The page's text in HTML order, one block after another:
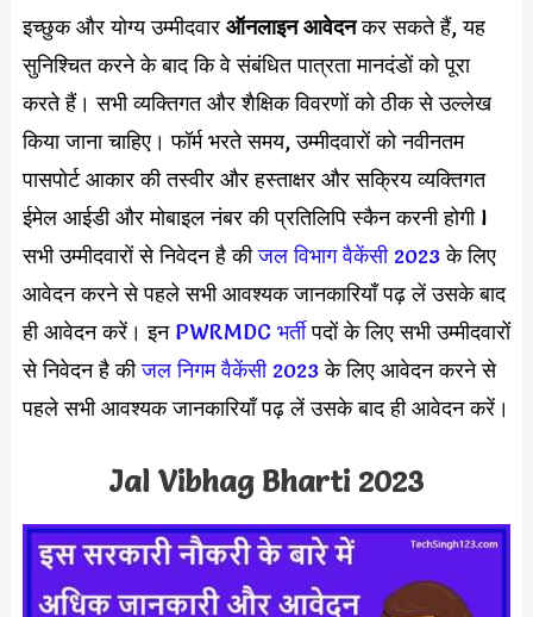
इच्छुक और योग्य उम्मीदवार ऑनलाइन आवेदनकर सकते हैं, यह
सुनिश्चित करने के बाद कि वे संबंधित पात्रता मानदंडों को पूरा
करते हैं। सभी व्यक्तिगत और शैक्षिक विवरणों को ठीक से उल्लेख
किया जाना चाहिए। फॉर्म भरते समय, उम्मीदवारों को नवीनतम
पासपोर्ट आकार की तस्वीर और हस्ताक्षर और सक्रिय व्यक्तिगत
ईमेल आईडी और मोबाइल नंबर की प्रतिलिपि स्कैन करनी होगी l
सभी उम्मीदवारों से निवेदन है कीजल विभाग वैकेंसी 2023के लिए
आवेदन करने से पहले सभी आवश्यक जानकारियाँ पढ़ लें उसके बाद
ही आवेदन करें। इन PWRMDC भर्तीपदों के लिए सभी उम्मीदवारों
से निवेदन है कीजल निगम वैकेंसी 2023के लिए आवेदन करने से
पहले सभी आवश्यक जानकारियाँ पढ़ लें उसके बाद ही आवेदन करें।
Jal Vibhag Bharti 2023